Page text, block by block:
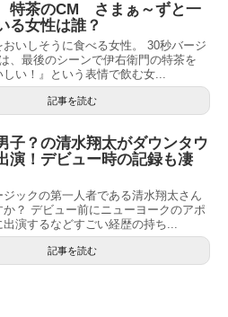
特茶のCM さまぁ～ずと一
る女性は誰？
おいしそうに食べる女性。 30秒バージ
、最後のシーンで伊右衛門の特茶を
しい！』という表情で飲む女...
記事を読む
子？の清水翔太がダウンタウ
演！デビュー時の記録も凄
ジックの第一人者である清水翔太さん
か？ デビュー前にニューヨークのアポ
出演するなどすごい経歴の持ち...
記事を読む